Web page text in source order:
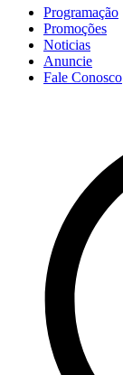
Programação
Promoções
Noticias
Anuncie
Fale Conosco